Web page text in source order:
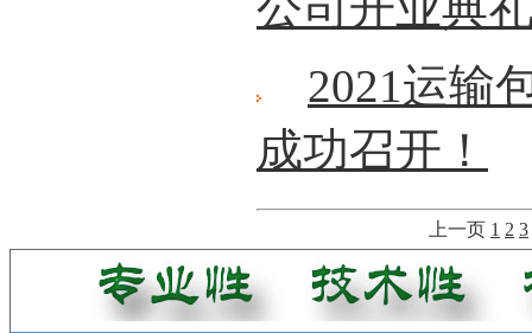
2021运输
成功召开！
上一页 1 2 3